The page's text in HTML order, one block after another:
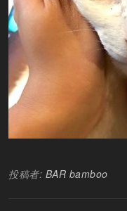
投稿者: BAR bamboo